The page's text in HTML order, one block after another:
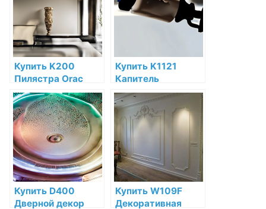
магазине
низкой цене в
интернет-
Купить K200
Пилястра Orac
Decor Полиуретан
Orac Decor по
низкой цене в
интернет-
магазине
Купить K1121
Капитель
полуколонны Orac
Decor Полиуретан
по низкой цене в
интернет-
магазине
Купить D400
Дверной декор
Купить W109F
Декоративная